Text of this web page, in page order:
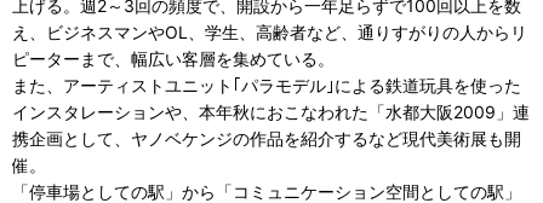
上げる。週2～3回の頻度で、開設から一年足らずで100回以上を数
え、ビジネスマンやOL、学生、高齢者など、通りすがりの人からリ
ピーターまで、幅広い客層を集めている。
また、アーティストユニット｢パラモデル｣による鉄道玩具を使った
インスタレーションや、本年秋におこなわれた「水都大阪2009」連
携企画として、ヤノベケンジの作品を紹介するなど現代美術展も開
催。
「停車場としての駅」から「コミュニケーション空間としての駅」